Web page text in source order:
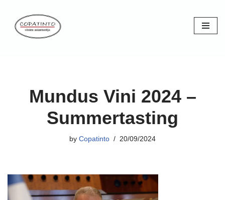
Skip
Mundus Vini 2024 –
Summertasting
by Copatinto 20/09/2024